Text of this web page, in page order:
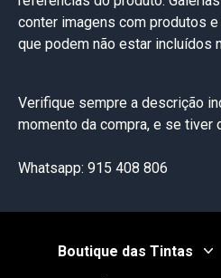
conter imagens com produtos
que podem não estar incluídos
Verifique sempre a descrição
momento da compra, e se tiver
Whatsapp: 915 408 806
Boutique das Tintas